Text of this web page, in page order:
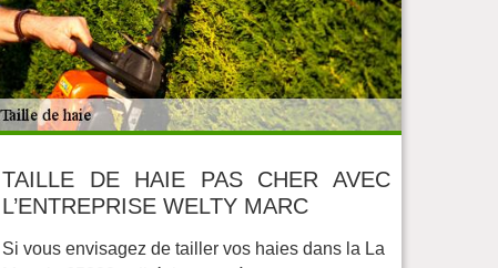
TAILLE DE HAIE PAS CHER AVEC
L’ENTREPRISE WELTY MARC
Si vous envisagez de tailler vos haies dans la La